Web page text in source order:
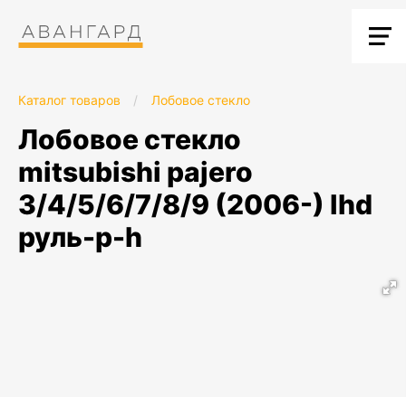
Каталог товаров / Лобовое стекло
лобовое стекло
mitsubishi pajero
3/4/5/6/7/8/9 (2006-) lhd
руль-p-h